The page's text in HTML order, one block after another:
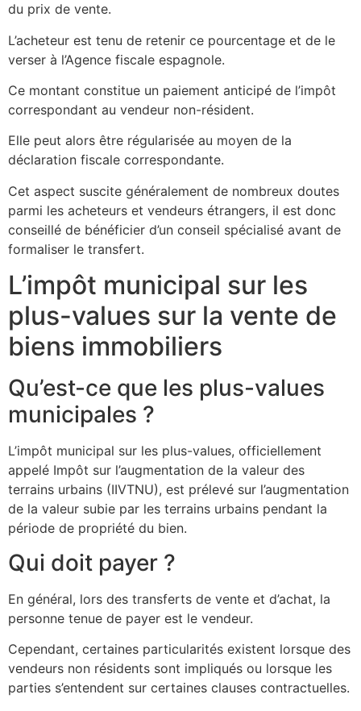
du prix de vente.
L’acheteur est tenu de retenir ce pourcentage et de le
verser à l’Agence fiscale espagnole.
Ce montant constitue un paiement anticipé de l’impôt
correspondant au vendeur non-résident.
Elle peut alors être régularisée au moyen de la
déclaration fiscale correspondante.
Cet aspect suscite généralement de nombreux doutes
parmi les acheteurs et vendeurs étrangers, il est donc
conseillé de bénéficier d’un conseil spécialisé avant de
formaliser le transfert.
L’impôt municipal sur les
plus-values sur la vente de
biens immobiliers
Qu’est-ce que les plus-values
municipales ?
L’impôt municipal sur les plus-values, officiellement
appelé Impôt sur l’augmentation de la valeur des
terrains urbains (IIVTNU), est prélevé sur l’augmentation
de la valeur subie par les terrains urbains pendant la
période de propriété du bien.
Qui doit payer ?
En général, lors des transferts de vente et d’achat, la
personne tenue de payer est le vendeur.
Cependant, certaines particularités existent lorsque des
vendeurs non résidents sont impliqués ou lorsque les
parties s’entendent sur certaines clauses contractuelles.